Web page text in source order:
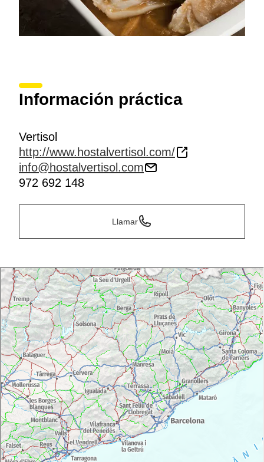
Información práctica
Vertisol
http://www.hostalvertisol.com/
info@hostalvertisol.com
972 692 148
Llamar